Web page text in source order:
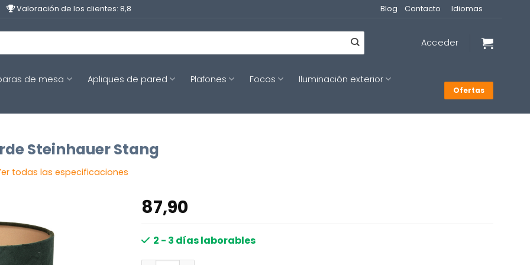
Valoración de los clientes: 8,8 Blog Contacto Idiomas
Acceder
de mesa Apliques de pared Plafones Focos
Iluminación exterior
Ofertas
Steinhauer Stang
todas las especificaciones
87,90
2 - 3 días laborables